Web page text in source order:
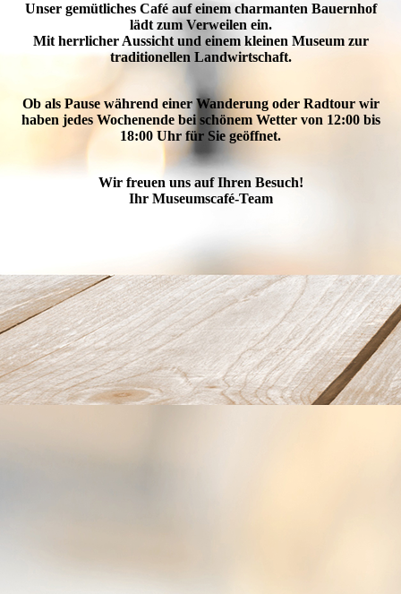
Unser gemütliches Café auf einem charmanten Bauernhof
lädt zum Verweilen ein.
Mit herrlicher Aussicht und einem kleinen Museum zur
traditionellen Landwirtschaft.
Ob als Pause während einer Wanderung oder Radtour wir
haben jedes Wochenende bei schönem Wetter von 12:00 bis
18:00 Uhr für Sie geöffnet.
Wir freuen uns auf Ihren Besuch!
Ihr Museumscafé-Team